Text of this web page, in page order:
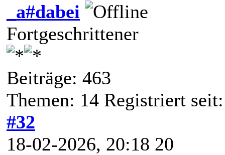
_a#dabei
Fortgeschrittener
Beiträge: 463
Themen: 14 Registriert
#32
18-02-2026, 20:18 20